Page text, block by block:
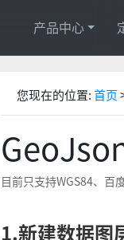
产品中心
您现在的位置:首页
目前只支持WGS84、百
1.新建数据图